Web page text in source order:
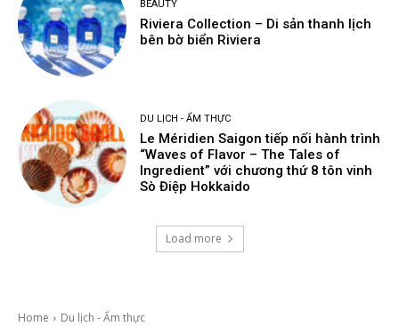
BEAUTY
Riviera Collection – Di sản thanh lịch
bên bờ biển Riviera
DU LỊCH - ẨM THỰC
Le Méridien Saigon tiếp nối hành trình
“Waves of Flavor – The Tales of
Ingredient” với chương thứ 8 tôn vinh
Sò Điệp Hokkaido
Load more